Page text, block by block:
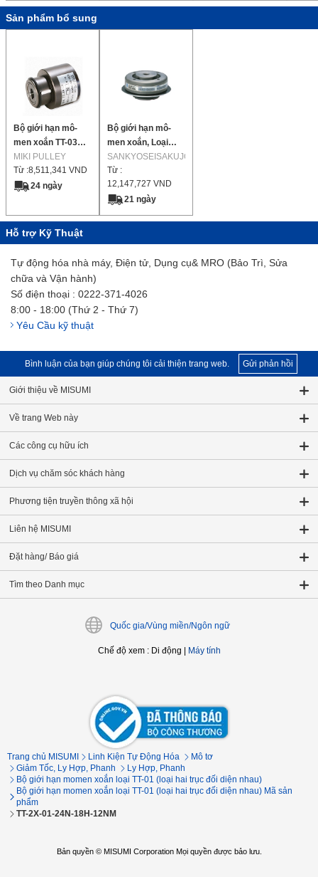
Sản phẩm bổ sung
Bộ giới hạn mô-
men xoắn TT-03
Loại (Loại đầu)
MIKI PULLEY
Từ :8,511,341 VND
24 ngày
Bộ giới hạn mô-
men xoắn, Loại
khớp nối, Sê-ri TC
SANKYOSEISAKUJO
Từ :
12,147,727 VND
21 ngày
Hỗ trợ Kỹ Thuật
Tự động hóa nhà máy, Điện tử, Dụng cụ& MRO (Bảo Trì, Sửa
chữa và Vận hành)
Số điện thoại : 0222-371-4026
8:00 - 18:00 (Thứ 2 - Thứ 7)
Yêu Cầu kỹ thuật
Bình luận của bạn giúp chúng tôi cải thiện trang web. Gửi phản hồi
Giới thiệu về MISUMI
Về trang Web này
Các công cụ hữu ích
Dịch vụ chăm sóc khách hàng
Phương tiện truyền thông xã hội
Liên hệ MISUMI
Đặt hàng/ Báo giá
Tìm theo Danh mục
Quốc gia/Vùng miền/Ngôn ngữ
Chế độ xem: Di động Máy tính
Trang chủ MISUMI Linh Kiện Tự Động Hóa
Mô tơ
Giảm Tốc, Ly Hợp, Phanh
Ly Hợp, Phanh
Bộ giới hạn momen xoắn loại TT-01 (loại hai trục đối diện nhau)
Bộ giới hạn momen xoắn loại TT-01 (loại hai trục đối diện nhau) Mã sản
phẩm
TT-2X-01-24N-18H-12NM
Bản quyền © MISUMI Corporation Mọi quyền được bảo lưu.